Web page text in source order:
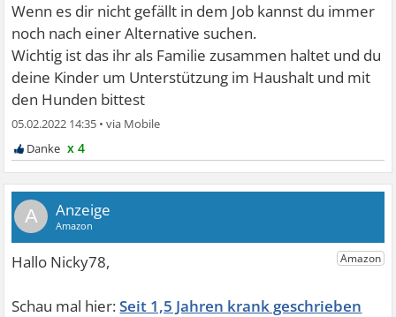
Wenn es dir nicht gefällt in dem Job kannst du immer
noch nach einer Alternative suchen.
Wichtig ist das ihr als Familie zusammen haltet und du
deine Kinder um Unterstützung im Haushalt und mit
den Hunden bittest
05.02.2022 14:35 •
x 4
A
Seit 1,5 Jahren krank geschrieben